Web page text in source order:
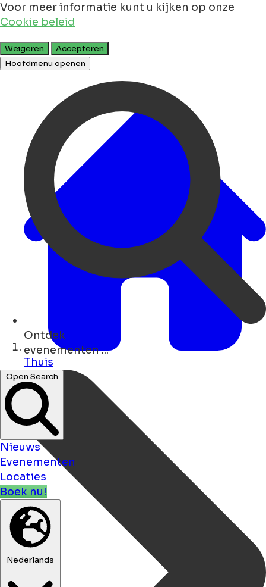
Voor meer informatie kunt u kijken op onze
Cookie beleid
Weigeren
Accepteren
Hoofdmenu openen
Ontdek
cafés ...
Open Search
Nieuws
Evenementen
Locaties
Boek nu!
Nederlands
Thuis